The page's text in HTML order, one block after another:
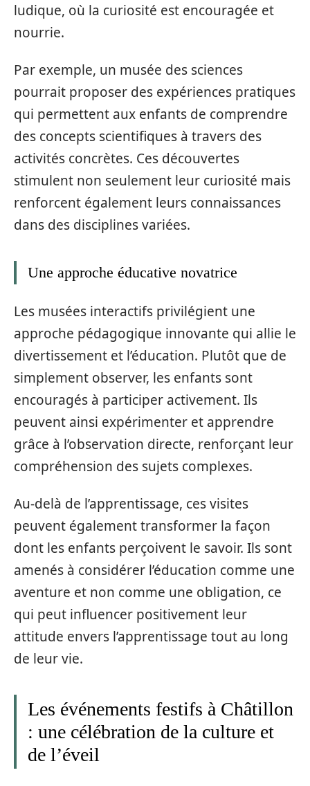
ludique, où la curiosité est encouragée et
nourrie.
Par exemple, un musée des sciences
pourrait proposer des expériences pratiques
qui permettent aux enfants de comprendre
des concepts scientifiques à travers des
activités concrètes. Ces découvertes
stimulent non seulement leur curiosité mais
renforcent également leurs connaissances
dans des disciplines variées.
Une approche éducative novatrice
Les musées interactifs privilégient une
approche pédagogique innovante qui allie le
divertissement et l’éducation. Plutôt que de
simplement observer, les enfants sont
encouragés à participer activement. Ils
peuvent ainsi expérimenter et apprendre
grâce à l’observation directe, renforçant leur
compréhension des sujets complexes.
Au-delà de l’apprentissage, ces visites
peuvent également transformer la façon
dont les enfants perçoivent le savoir. Ils sont
amenés à considérer l’éducation comme une
aventure et non comme une obligation, ce
qui peut influencer positivement leur
attitude envers l’apprentissage tout au long
de leur vie.
Les événements festifs à Châtillon
: une célébration de la culture et
de l’éveil